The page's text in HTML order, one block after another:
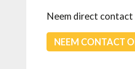
Neem direct contact
NEEM CONTACT